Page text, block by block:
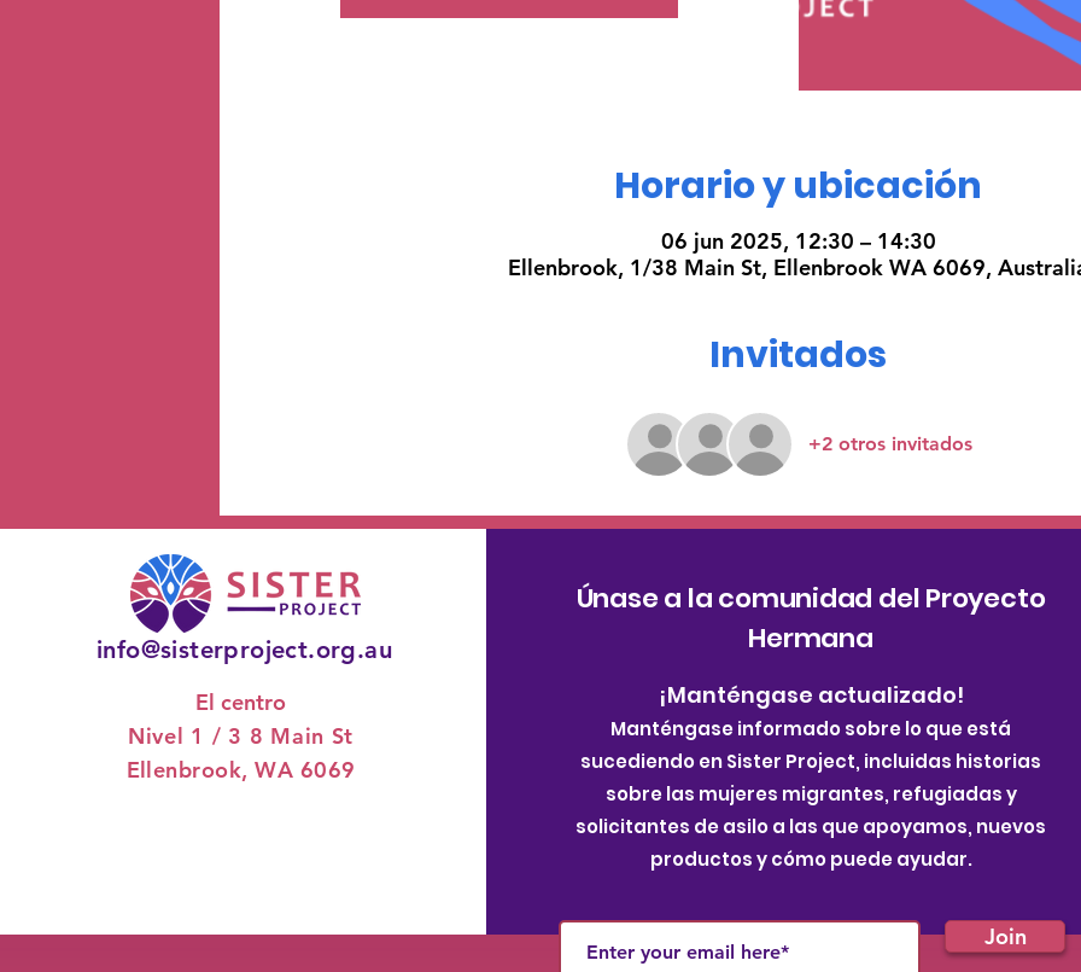
Horario y ubicación
06 jun 2025, 12:30 – 14:30
Ellenbrook, 1/38 Main St, Ellenbrook WA 6069,
Invitados
+2 otros invitados
info@sisterproject.org.au
El centro
Nivel 1 / 3 8 Main St
Ellenbrook, WA 6069
Únase a la comunidad del Proyecto
Hermana
¡Manténgase actualizado!
Manténgase informado sobre lo que está
sucediendo en Sister Project, incluidas historias
sobre las mujeres migrantes, refugiadas y
solicitantes de asilo a las que apoyamos, nuevos
productos y cómo puede ayudar.
Join